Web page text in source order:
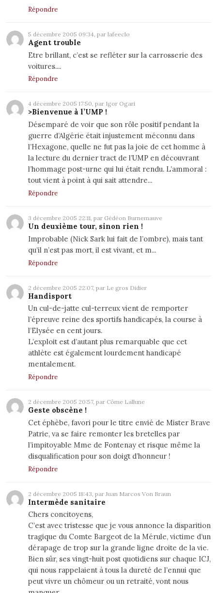
Répondre
5 décembre 2005 09:34, par lafeeclo
Agent trouble
Etre brillant, c’est se refléter sur la carrosserie des
voitures....
Répondre
4 décembre 2005 17:50, par Igor Ogari
>Bienvenue à l’UMP !
Désemparé de voir que son rôle positif pendant la
guerre d’Algérie était injustement méconnu dans
l’Hexagone, quelle ne fut pas la joie de cet homme à
la lecture du dernier tract de l’UMP en découvrant
l’hommage post-urne qui lui était rendu. L’ammoral :
tout vient à point à qui sait attendre...
Répondre
3 décembre 2005 22:11, par Gédéon Burnemauve
Un deuxième tour, sinon rien !
Improbable (Nick Sark lui fait de l’ombre), mais tant
qu’il n’est pas mort, il est vivant, et m...
Répondre
2 décembre 2005 22:07, par Le gros Didier
Handisport
Un cul-de-jatte cul-terreux vient de remporter
l’épreuve reine des sportifs handicapés, la course à
l’Elysée en cent jours.
L’exploit est d’autant plus remarquable que cet
athlète est également lourdement handicapé
mentalement.
Répondre
2 décembre 2005 20:57, par Côme Lallune
Geste obscène !
Cet éphèbe, favori pour le titre envié de Mister Brave
Patrie, va se faire remonter les bretelles par
l’impitoyable Mme de Fontenay et risque même la
disqualification pour son doigt d’honneur !
Répondre
2 décembre 2005 18:43, par Juan Marcos Von Braun
Intermède sanitaire
Chers concitoyens,
C’est avec tristesse que je vous annonce la disparition
tragique du Comte Bargeot de la Mérule, victime d’un
dérapage de trop sur la grande ligne droite de la vie.
Bien sûr, ses vingt-huit post quotidiens sur chaque ICJ,
qui nous rappelaient à tous la dureté de l’ennui que
peut vivre un chômeur ou un retraité, vont nous